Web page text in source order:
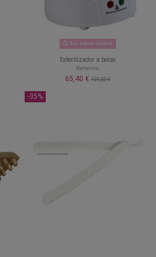
Sin stock online
Esterilizador a bolas
Generico
65,40 €109,00 €
-35%